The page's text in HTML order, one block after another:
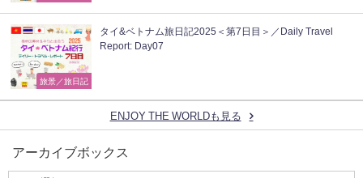
旅景／旅日記
タイ&ベトナム旅日記2025＜第7日目＞／Daily Travel
Report: Day07
ENJOY THE WORLDも見る
アーカイブボックス